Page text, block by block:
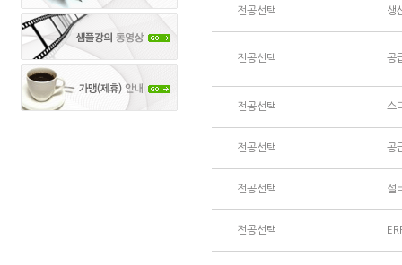
전공선택 생
전공선택 공
전공선택 스
전공선택 공
전공선택 설
전공선택